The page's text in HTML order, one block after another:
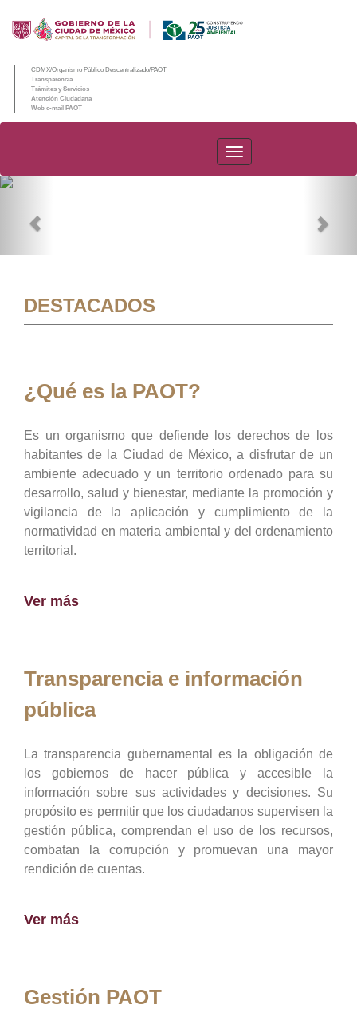
CDMX/Organismo Público Descentralizado/PAOT
Transparencia
Trámites y Servicios
Atención Ciudadana
Web e-mail PAOT
PAOT
DESTACADOS
¿Qué es la PAOT?
Es un organismo que defiende los derechos de los
habitantes de la Ciudad de México, a disfrutar de un
ambiente adecuado y un territorio ordenado para su
desarrollo, salud y bienestar, mediante la promoción y
vigilancia de la aplicación y cumplimiento de la
normatividad en materia ambiental y del ordenamiento
territorial.
Ver más
Transparencia e información
pública
La transparencia gubernamental es la obligación de
los gobiernos de hacer pública y accesible la
información sobre sus actividades y decisiones. Su
propósito es permitir que los ciudadanos supervisen la
gestión pública, comprendan el uso de los recursos,
combatan la corrupción y promuevan una mayor
rendición de cuentas.
Ver más
Gestión PAOT